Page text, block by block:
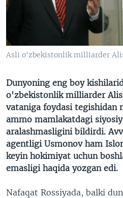
XABARLAR SURATLARDA
ODNOKLASSNIKI
TWITTER
Asli o'zbekistonlik milliarder
Dunyoning eng boy
o'zbekistonlik milliarder
vataniga foydasi tegishidan
ammo mamlakatdagi
aralashmasligini bildirdi.
agentligi Usmonov ham
keyin hokimiyat uchun
emasligi haqida yozgan edi.
Nafaqat Rossiyada, balki